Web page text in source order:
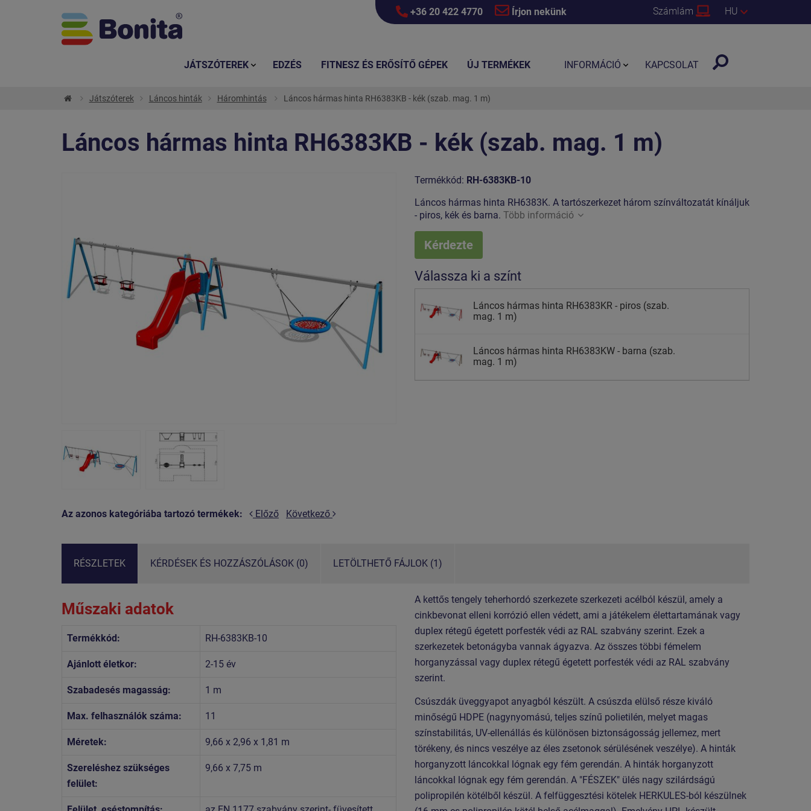
+36 20 422 4770 Írjon nekünk Számlám HU
Játszóterek Láncos hinták Háromhintás Láncos hármas hinta RH6383KB - kék (szab. mag. 1 m)
Láncos hármas hinta RH6383KB - kék (szab. mag. 1 m)
Az azonos kategóriába tartozó termékek: Előző Következő
Termékkód: RH-6383KB-10
Láncos hármas hinta RH6383K. A tartószerkezet három színváltozatát kínáljuk
- piros, kék és barna. Több információ
Kérdezte
Válassza ki a színt
Láncos hármas hinta RH6383KR - piros (szab.
mag. 1 m)
Láncos hármas hinta RH6383KW - barna (szab.
mag. 1 m)
RÉSZLETEK KÉRDÉSEK ÉS HOZZÁSZÓLÁSOK (0) LETÖLTHETŐ FÁJLOK (1)
Műszaki adatok
Termékkód: RH-6383KB-10
Ajánlott életkor: 2-15 év
Szabadesés magasság: 1 m
Max. felhasználók száma: 11
Méretek: 9,66 x 2,96 x 1,81 m
Szereléshez szükséges
felület:
9,66 x 7,75 m
A kettős tengely teherhordó szerkezete szerkezeti acélból készül, amely a
cinkbevonat elleni korrózió ellen védett, ami a játékelem élettartamának vagy
duplex rétegű égetett porfesték védi az RAL szabvány szerint. Ezek a
szerkezetek betonágyba vannak ágyazva. Az összes többi fémelem
horganyzással vagy duplex rétegű égetett porfesték védi az RAL szabvány
szerint.
Csúszdák üveggyapot anyagból készült. A csúszda elülső része kiváló
minőségű HDPE (nagynyomású, teljes színű polietilén, melyet magas
színstabilitás, UV-ellenállás és különösen biztonságosság jellemez, mert
törékeny, és nincs veszélye az éles zsetonok sérülésének veszélye). A hinták
horganyzott láncokkal lógnak egy fém gerendán. A hinták horganyzott
láncokkal lógnak egy fém gerendán. A "FÉSZEK" ülés nagy szilárdságú
polipropilén kötélből készül. A felfüggesztési kötelek HERKULES-ból készülnek
JÁTSZÓTEREK EDZÉS FITNESZ ÉS ERŐSÍTŐ GÉPEK ÚJ TERMÉKEK INFORMÁCIÓ KAPCSOLAT